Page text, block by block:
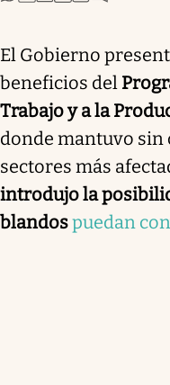
El Gobierno
beneficios del
Trabajo y a la
donde mantuvo sin
sectores más
introdujo la
blandospuedan